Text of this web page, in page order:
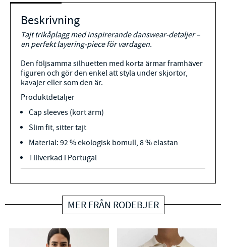
Beskrivning
Tajt trikåplagg med inspirerande danswear-detaljer –
en perfekt layering-piece för vardagen.
Den följsamma silhuetten med korta ärmar framhäver
figuren och gör den enkel att styla under skjortor,
kavajer eller som den är.
Produktdetaljer
Cap sleeves (kort ärm)
Slim fit, sitter tajt
Material: 92 % ekologisk bomull, 8 % elastan
Tillverkad i Portugal
MER FRÅN RODEBJER